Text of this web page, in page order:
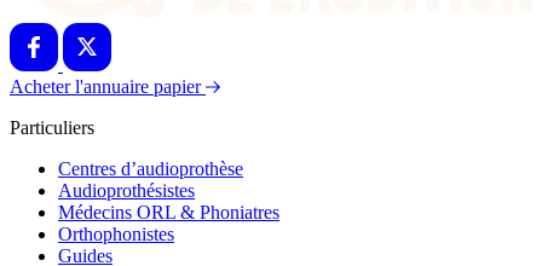
Acheter l'annuaire papier
Particuliers
Centres d’audioprothèse
Audioprothésistes
Médecins ORL & Phoniatres
Orthophonistes
Guides